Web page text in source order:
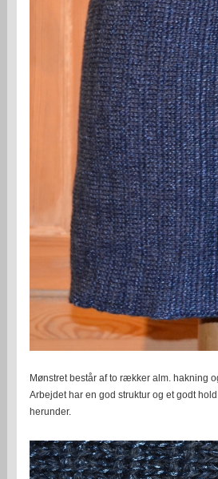
Mønstret består af to rækker alm. hakning
Arbejdet har en god struktur og et godt
herunder.